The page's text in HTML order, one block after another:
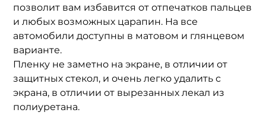
позволит вам избавится от отпечатков пальцев
и любых возможных царапин. На все
автомобили доступны в матовом и глянцевом
варианте.
Пленку не заметно на экране, в отличии от
защитных стекол, и очень легко удалить с
экрана, в отличии от вырезанных лекал из
полиуретана.